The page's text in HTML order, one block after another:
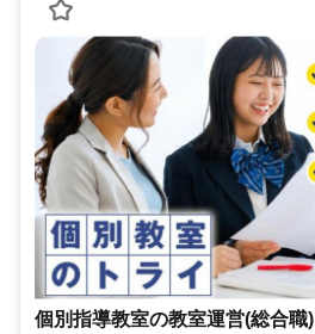
個別指導教室の教室運営(総合職)